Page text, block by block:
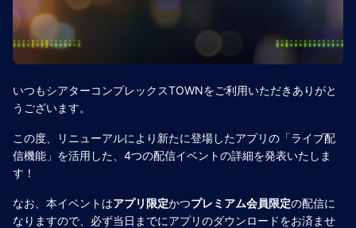
いつもシアターコンプレックスTOWNをご利用いただきありがと
うございます。
この度、リニューアルにより新たに登場したアプリの「ライブ配
信機能」を活用した、4つの配信イベントの詳細を発表いたしま
す！
なお、本イベントはアプリ限定かつプレミアム会員限定の配信に
なりますので、必ず当日までにアプリのダウンロードをお済ませ